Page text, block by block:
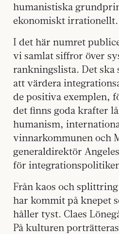
humanistiska
ekonomiskt irrationellt.
I det här numret
vi samlat siffror över
rankningslista. Det ska
att värdera
de positiva exemplen,
det finns goda krafter
humanism,
vinnarkommunen och
generaldirektör
för
Från kaos och
har kommit på knepet
håller tyst. Claes
På kulturen